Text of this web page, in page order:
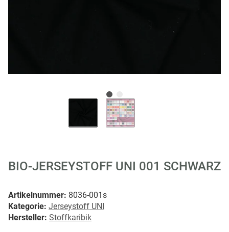
BIO-JERSEYSTOFF UNI 001 SCHWARZ
Artikelnummer: 8036-001s
Kategorie: Jerseystoff UNI
Hersteller: Stoffkaribik